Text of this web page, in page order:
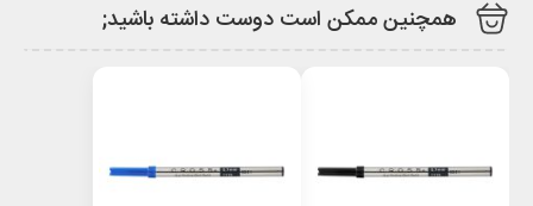
همچنین ممکن است دوست داشته باشید;